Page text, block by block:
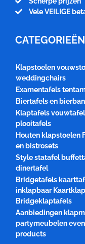
Vele VEILIGE
CATEGORIEËN
Klapstoelen
weddingchairs
Examentafels
Biertafels en
Klaptafels
plooitafels
Houten klapstoelen
en bistrosets
Style statafel
dinertafel
Bridgetafels
inklapbaar
Bridgeklaptafels
Aanbiedingen
partymeubelen
products